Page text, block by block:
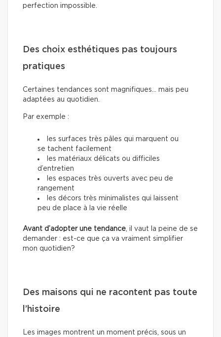
perfection impossible.
Des choix esthétiques pas toujours
pratiques
Certaines tendances sont magnifiques… mais peu
adaptées au quotidien.
Par exemple :
les surfaces très pâles qui marquent ou
se tachent facilement
les matériaux délicats ou difficiles
d’entretien
les espaces très ouverts avec peu de
rangement
les décors très minimalistes qui laissent
peu de place à la vie réelle
Avant d’adopter une tendance , il vaut la peine de se
demander : est-ce que ça va vraiment simplifier
mon quotidien?
Des maisons qui ne racontent pas toute
l’histoire
Les images montrent un moment précis, sous un